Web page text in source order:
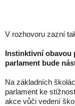
V rozhovoru zazní
Instinktivní obavou
parlament bude
Na základních
parlament ke
akce vůči vedení